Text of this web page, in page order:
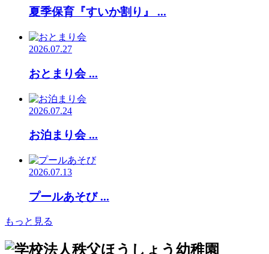
夏季保育『すいか割り』 ...
2026.07.27
おとまり会 ...
2026.07.24
お泊まり会 ...
2026.07.13
プールあそび ...
もっと見る